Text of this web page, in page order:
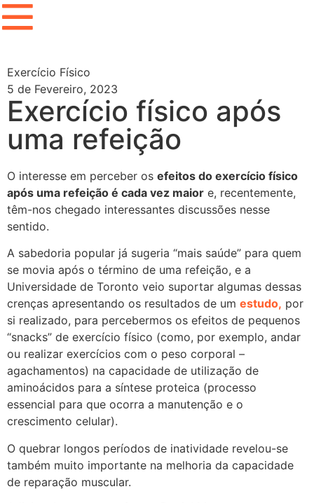
Exercício Físico
5 de Fevereiro, 2023
Exercício físico após
uma refeição
O interesse em perceber os efeitos do exercício físico
após uma refeição é cada vez maior e, recentemente,
têm-nos chegado interessantes discussões nesse
sentido.
A sabedoria popular já sugeria “mais saúde” para quem
se movia após o término de uma refeição, e a
Universidade de Toronto veio suportar algumas dessas
crenças apresentando os resultados de um estudo, por
si realizado, para percebermos os efeitos de pequenos
“snacks” de exercício físico (como, por exemplo, andar
ou realizar exercícios com o peso corporal –
agachamentos) na capacidade de utilização de
aminoácidos para a síntese proteica (processo
essencial para que ocorra a manutenção e o
crescimento celular).
O quebrar longos períodos de inatividade revelou-se
também muito importante na melhoria da capacidade
de reparação muscular.